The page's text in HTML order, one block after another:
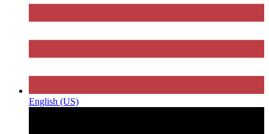
English (US)